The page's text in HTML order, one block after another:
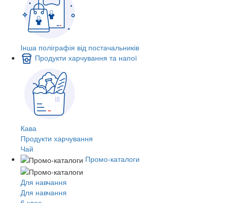
Інша поліграфія від постачальників
Продукти харчування та напої
Кава
Продукти харчування
Чай
Промо-каталоги
Для навчання
Для навчання